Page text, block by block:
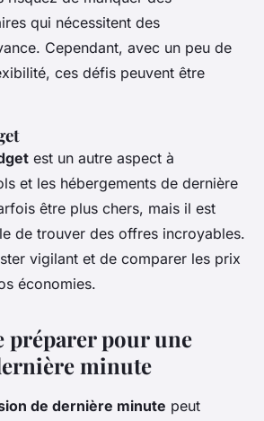
qui nécessitent des
Cependant, avec un peu de
ces défis peuvent être
est un autre aspect à
et les hébergements de dernière
être plus chers, mais il est
de trouver des offres incroyables.
vigilant et de comparer les prix
économies.
préparer pour une
minute
de dernière minute peut